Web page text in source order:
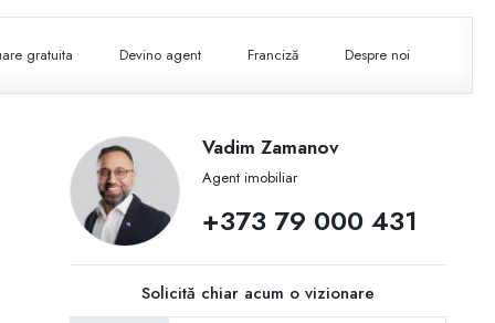
gratuita Devino agent Franciză Despre noi
Vadim Zamanov
Agent imobiliar
+373 79 000 431
Solicită chiar acum o vizionare